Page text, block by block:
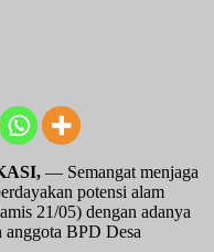
— Semangat menjaga
potensi alam
21/05) dengan adanya
anggota BPD Desa